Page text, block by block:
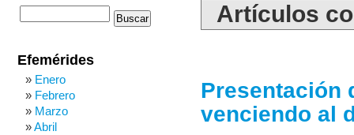
Artículos
Presentación
venciendo al
Efemérides
Enero
Febrero
Marzo
Abril